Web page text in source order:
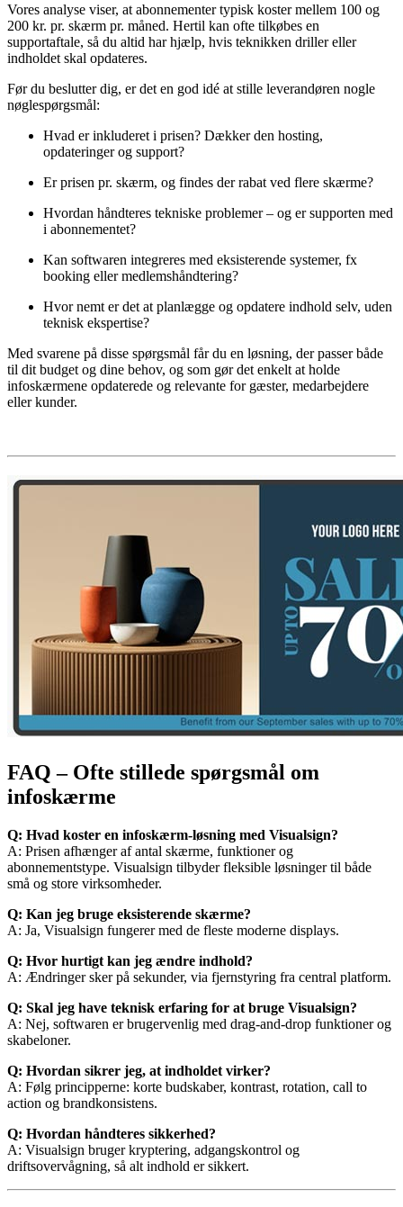
Vores analyse viser, at abonnementer typisk koster mellem 100 og
200 kr. pr. skærm pr. måned. Hertil kan ofte tilkøbes en
supportaftale, så du altid har hjælp, hvis teknikken driller eller
indholdet skal opdateres.
Før du beslutter dig, er det en god idé at stille leverandøren nogle
nøglespørgsmål:
Hvad er inkluderet i prisen? Dækker den hosting,
opdateringer og support?
Er prisen pr. skærm, og findes der rabat ved flere skærme?
Hvordan håndteres tekniske problemer – og er supporten med
i abonnementet?
Kan softwaren integreres med eksisterende systemer, fx
booking eller medlemshåndtering?
Hvor nemt er det at planlægge og opdatere indhold selv, uden
teknisk ekspertise?
Med svarene på disse spørgsmål får du en løsning, der passer både
til dit budget og dine behov, og som gør det enkelt at holde
infoskærmene opdaterede og relevante for gæster, medarbejdere
eller kunder.
FAQ – Ofte stillede spørgsmål om
infoskærme
Q: Hvad koster en infoskærm-løsning med Visualsign?
A: Prisen afhænger af antal skærme, funktioner og
abonnementstype. Visualsign tilbyder fleksible løsninger til både
små og store virksomheder.
Q: Kan jeg bruge eksisterende skærme?
A: Ja, Visualsign fungerer med de fleste moderne displays.
Q: Hvor hurtigt kan jeg ændre indhold?
A: Ændringer sker på sekunder, via fjernstyring fra central platform.
Q: Skal jeg have teknisk erfaring for at bruge Visualsign?
A: Nej, softwaren er brugervenlig med drag-and-drop funktioner og
skabeloner.
Q: Hvordan sikrer jeg, at indholdet virker?
A: Følg principperne: korte budskaber, kontrast, rotation, call to
action og brandkonsistens.
Q: Hvordan håndteres sikkerhed?
A: Visualsign bruger kryptering, adgangskontrol og
driftsovervågning, så alt indhold er sikkert.